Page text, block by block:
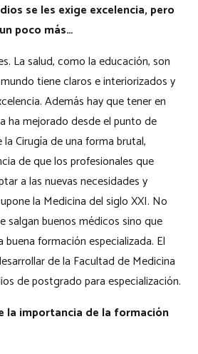
se les exige excelencia, pero
poco más…
La salud, como la educación, son
tiene claros e interiorizados y
Además hay que tener en
ha mejorado desde el punto de
Cirugía de una forma brutal,
de que los profesionales que
a las nuevas necesidades y
la Medicina del siglo XXI. No
salgan buenos médicos sino que
formación especializada. El
de la Facultad de Medicina
de postgrado para especialización.
la importancia de la formación